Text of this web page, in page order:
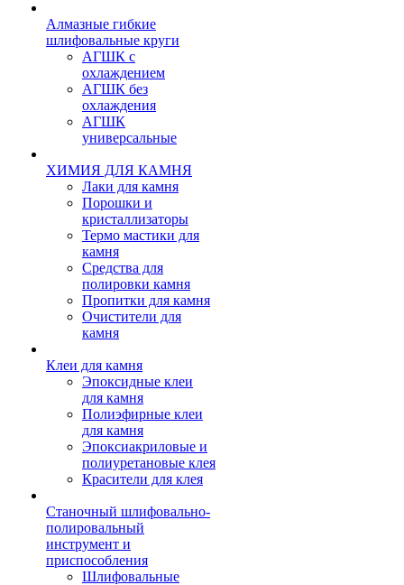
Алмазные гибкие
шлифовальные круги
АГШК с
охлаждением
АГШК без
охлаждения
АГШК
универсальные
ХИМИЯ ДЛЯ КАМНЯ
Лаки для камня
Порошки и
кристаллизаторы
Термо мастики для
камня
Средства для
полировки камня
Пропитки для камня
Очистители для
камня
Клеи для камня
Эпоксидные клеи
для камня
Полиэфирные клеи
для камня
Эпоксиакриловые и
полиуретановые клея
Красители для клея
Станочный шлифовально-
полировальный
инструмент и
приспособления
Шлифовальные